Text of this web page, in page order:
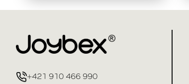
+421 910 466 990